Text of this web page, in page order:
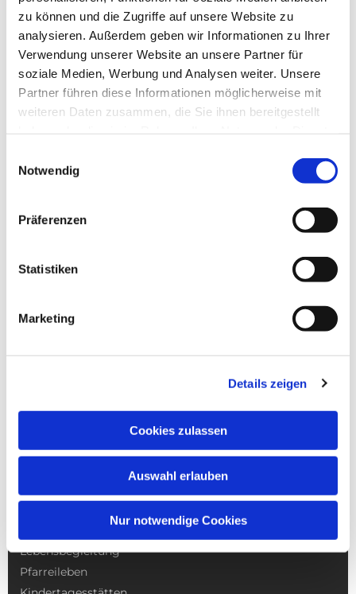
zu können und die Zugriffe auf unsere Website zu
analysieren. Außerdem geben wir Informationen zu Ihrer
Verwendung unserer Website an unsere Partner für
soziale Medien, Werbung und Analysen weiter. Unsere
Partner führen diese Informationen möglicherweise mit
weiteren Daten zusammen, die Sie ihnen bereitgestellt
Notwendig
Präferenzen
Statistiken
Marketing
Details zeigen
Cookies zulassen
Auswahl erlauben
Nur notwendige Cookies
interessieren
Lebensbegleitung
Pfarreileben